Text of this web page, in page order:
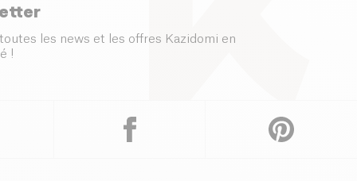
toutes les news et les offres Kazidomi en
!